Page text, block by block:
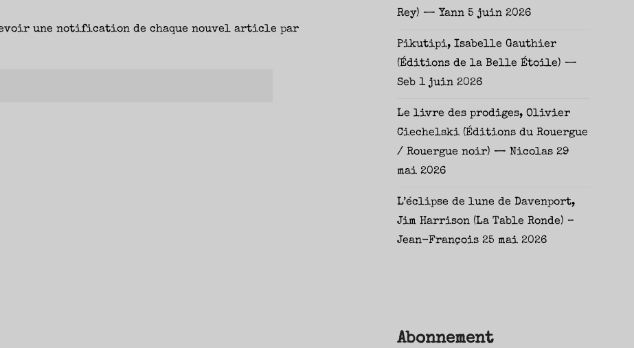
une notification de chaque nouvel article par
Rey) — Yann 5 juin 2026
Pikutipi, Isabelle Gauthier
(Éditions de la Belle Étoile) —
Seb 1 juin 2026
Le livre des prodiges, Olivier
Ciechelski (Éditions du Rouergue
/ Rouergue noir) — Nicolas 29
mai 2026
L’éclipse de lune de Davenport,
Jim Harrison (La Table Ronde) –
Jean-François 25 mai 2026
Abonnement